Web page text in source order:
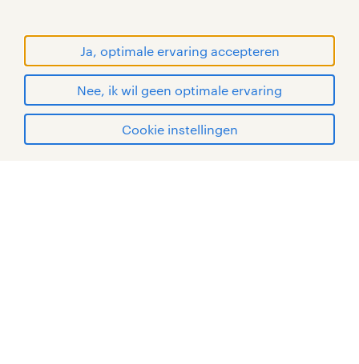
Ja, optimale ervaring accepteren
Nee, ik wil geen optimale ervaring
Cookie instellingen
handelsmerken van Randstad N.V.
© Randstad 2026